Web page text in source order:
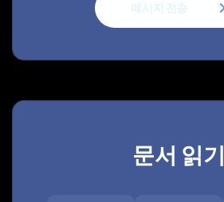
메시지 전송
문서 읽기